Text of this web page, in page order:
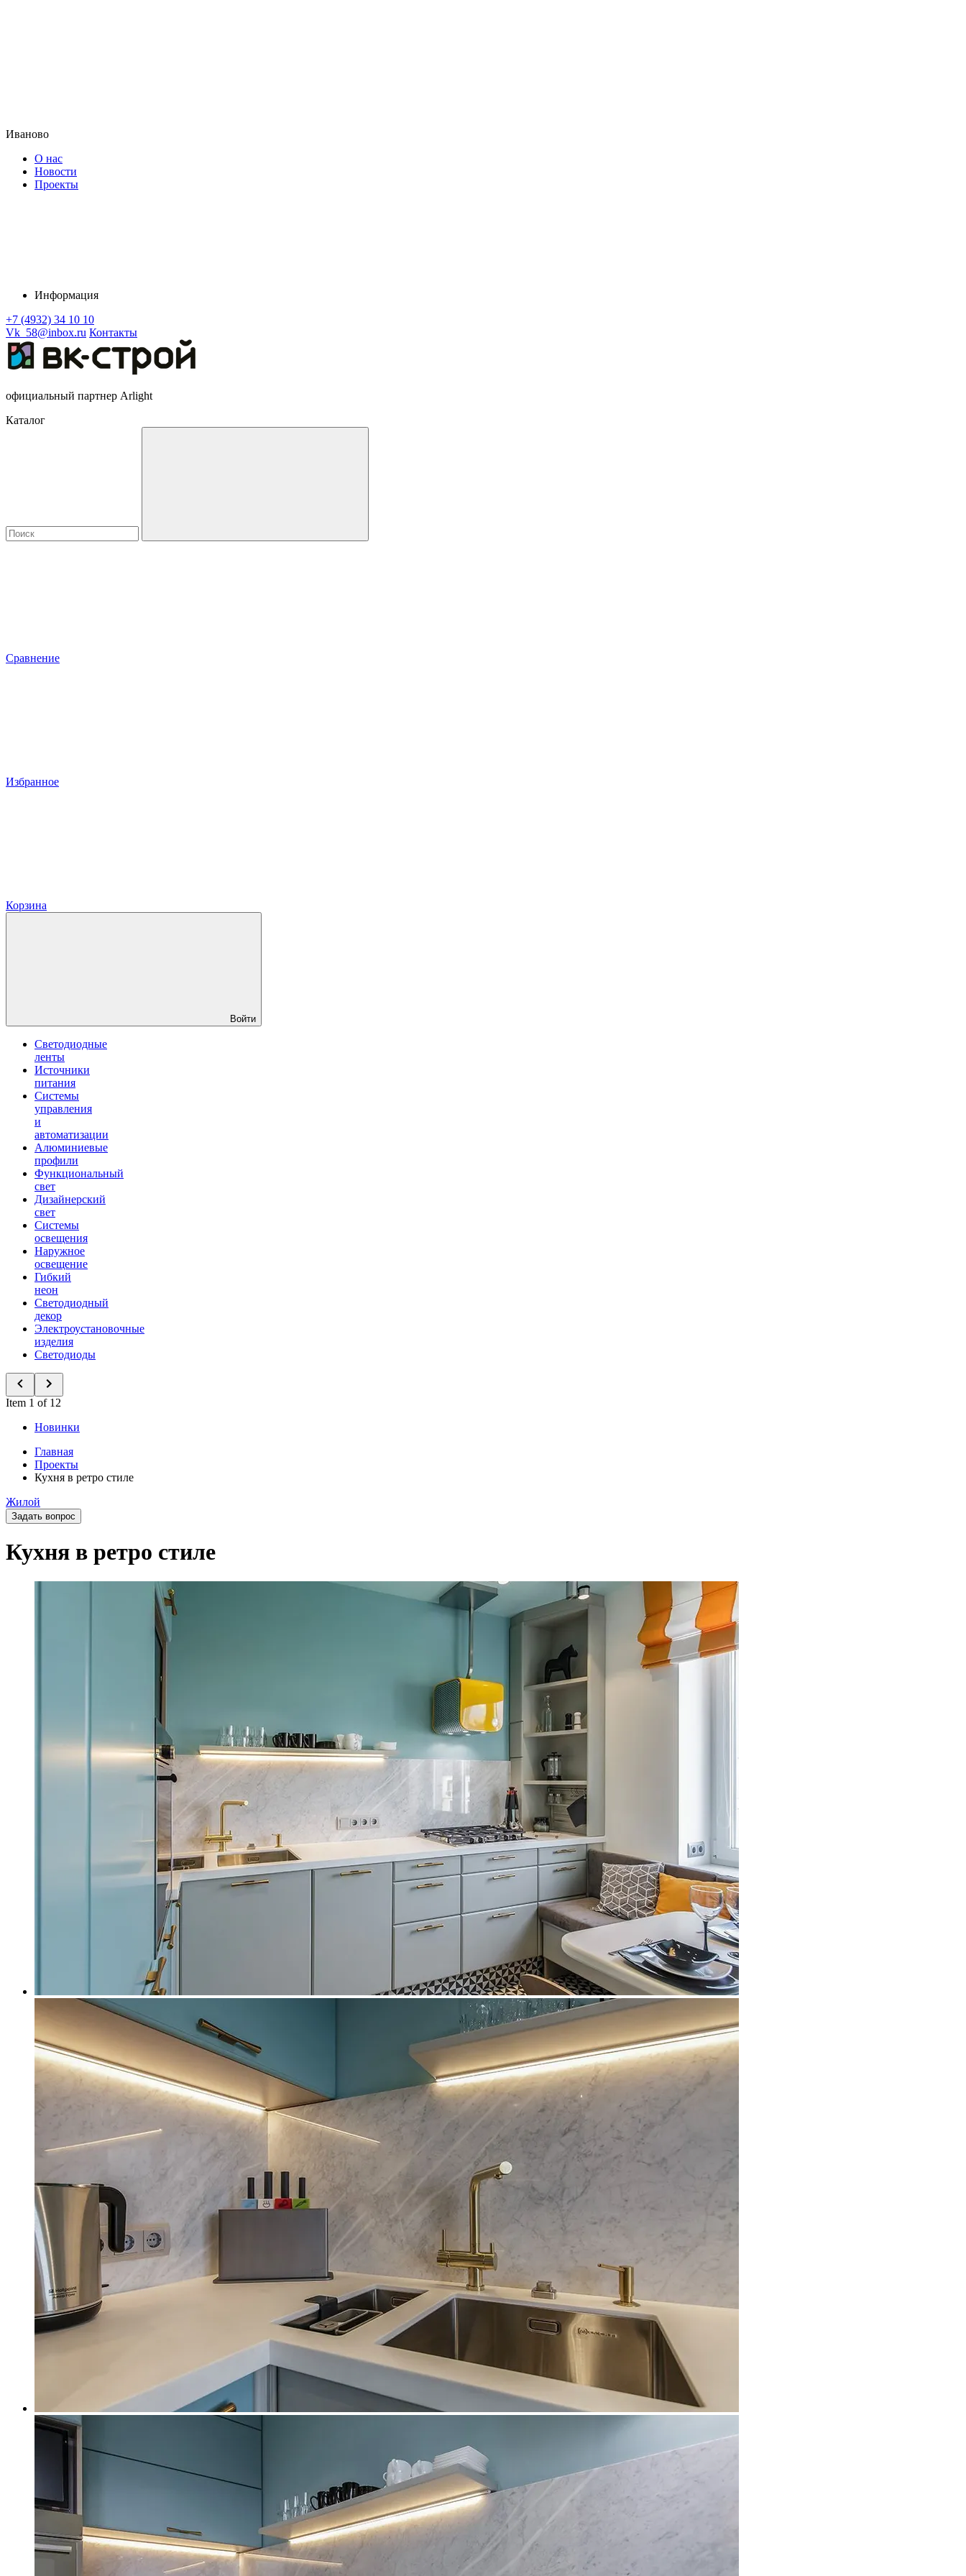
Иваново
О нас
Новости
Проекты
Информация
+7 (4932) 34 10 10
Vk_58@inbox.ru Контакты
официальный партнер Arlight
Каталог
Сравнение
Избранное
Корзина
Войти
Светодиодные
ленты
Источники
питания
Системы
управления
и
автоматизации
Алюминиевые
профили
Функциональный
свет
Дизайнерский
свет
Системы
освещения
Наружное
освещение
Гибкий
неон
Светодиодный
декор
Электроустановочные
изделия
Светодиоды
Item 1 of 12
Новинки
Главная
Проекты
Кухня в ретро стиле
Жилой
Задать вопрос
Кухня в ретро стиле